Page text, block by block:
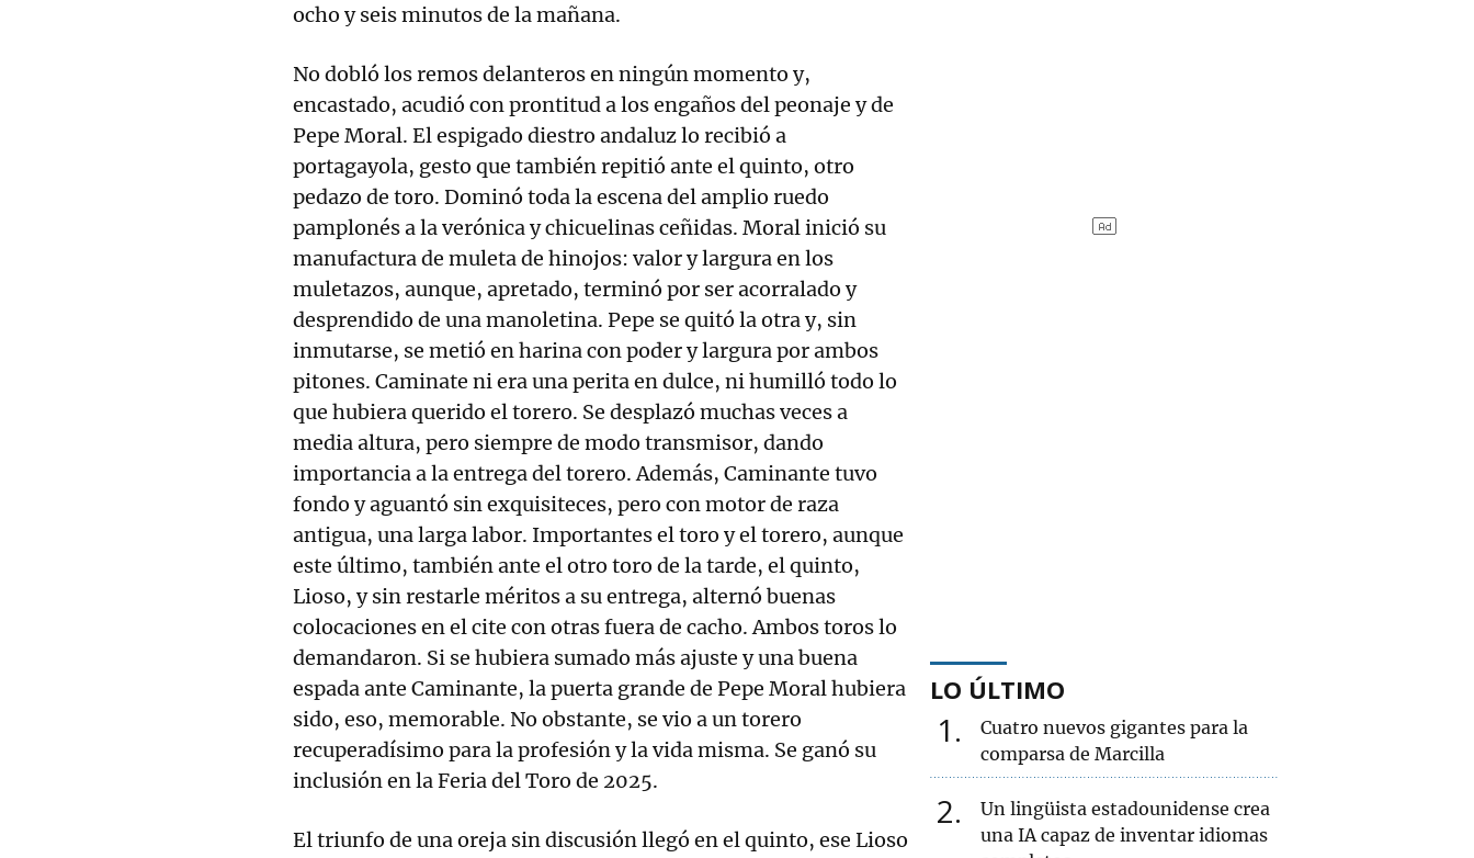
ocho y seis minutos de la mañana.
No dobló los remos delanteros en ningún momento y,
encastado, acudió con prontitud a los engaños del peonaje y de
Pepe Moral. El espigado diestro andaluz lo recibió a
portagayola, gesto que también repitió ante el quinto, otro
pedazo de toro. Dominó toda la escena del amplio ruedo
pamplonés a la verónica y chicuelinas ceñidas. Moral inició su
manufactura de muleta de hinojos: valor y largura en los
muletazos, aunque, apretado, terminó por ser acorralado y
desprendido de una manoletina. Pepe se quitó la otra y, sin
inmutarse, se metió en harina con poder y largura por ambos
pitones. Caminate ni era una perita en dulce, ni humilló todo lo
que hubiera querido el torero. Se desplazó muchas veces a
media altura, pero siempre de modo transmisor, dando
importancia a la entrega del torero. Además, Caminante tuvo
fondo y aguantó sin exquisiteces, pero con motor de raza
antigua, una larga labor. Importantes el toro y el torero, aunque
este último, también ante el otro toro de la tarde, el quinto,
Lioso, y sin restarle méritos a su entrega, alternó buenas
colocaciones en el cite con otras fuera de cacho. Ambos toros lo
demandaron. Si se hubiera sumado más ajuste y una buena
espada ante Caminante, la puerta grande de Pepe Moral hubiera
sido, eso, memorable. No obstante, se vio a un torero
recuperadísimo para la profesión y la vida misma. Se ganó su
inclusión en la Feria del Toro de 2025.
El triunfo de una oreja sin discusión llegó en el quinto, ese Lioso
LO ÚLTIMO
1
Cuatro nuevos gigantes para la
comparsa de Marcilla
2
Un lingüista estadounidense crea
una IA capaz de inventar idiomas